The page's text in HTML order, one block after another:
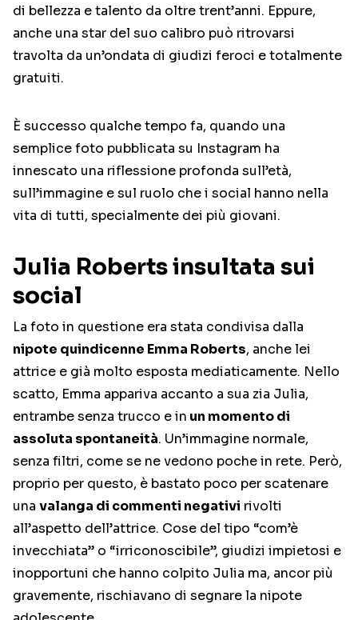
di bellezza e talento da oltre trent’anni. Eppure,
anche una star del suo calibro può ritrovarsi
travolta da un’ondata di giudizi feroci e totalmente
gratuiti.
È successo qualche tempo fa, quando una
semplice foto pubblicata su Instagram ha
innescato una riflessione profonda sull’età,
sull’immagine e sul ruolo che i social hanno nella
vita di tutti, specialmente dei più giovani.
Julia Roberts insultata sui
social
La foto in questione era stata condivisa dalla
nipote quindicenne Emma Roberts, anche lei
attrice e già molto esposta mediaticamente. Nello
scatto, Emma appariva accanto a sua zia Julia,
entrambe senza trucco e in un momento di
assoluta spontaneità. Un’immagine normale,
senza filtri, come se ne vedono poche in rete. Però,
proprio per questo, è bastato poco per scatenare
una valanga di commenti negativi rivolti
all’aspetto dell’attrice. Cose del tipo “com’è
invecchiata” o “irriconoscibile”, giudizi impietosi e
inopportuni che hanno colpito Julia ma, ancor più
gravemente, rischiavano di segnare la nipote